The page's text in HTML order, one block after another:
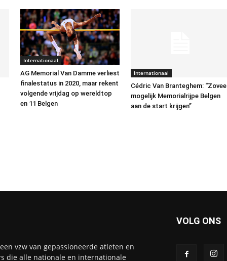
Internationaal
AG Memorial Van Damme verliest
finalestatus in 2020, maar rekent
volgende vrijdag op wereldtop
en 11 Belgen
Internationaal
Cédric Van Branteghem: “Zoveel
mogelijk Memorialrijpe Belgen
aan de start krijgen”
vzw van gepassioneerde atleten en
die alle nationale en internationale
VOLG ONS